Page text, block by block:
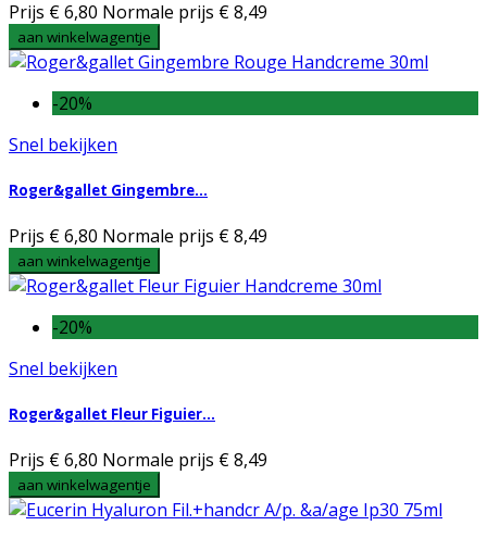
Prijs € 6,80 Normale prijs € 8,49
aan winkelwagentje
-20%
Snel bekijken
Roger&gallet Gingembre...
Prijs € 6,80 Normale prijs € 8,49
aan winkelwagentje
-20%
Snel bekijken
Roger&gallet Fleur Figuier...
Prijs € 6,80 Normale prijs € 8,49
aan winkelwagentje